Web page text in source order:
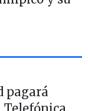
pagará